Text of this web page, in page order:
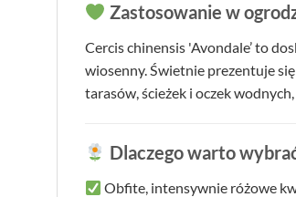
Zastosowanie w
Cercis chinensis 'Avondale’ to
wiosenny. Świetnie prezentuje
tarasów, ścieżek i oczek
Dlaczego warto
Obfite, intensywnie różowe